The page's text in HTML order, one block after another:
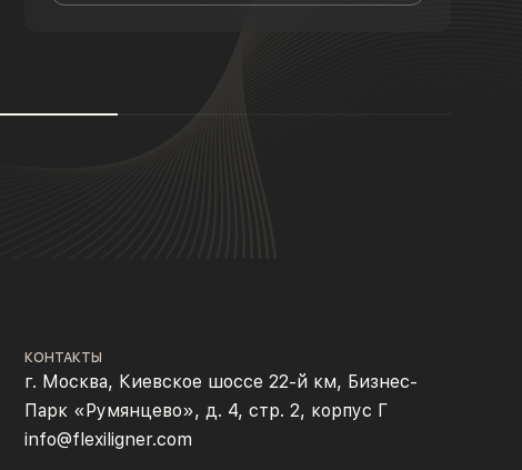
КОНТАКТЫ
г. Москва, Киевское шоссе 22-й км, Бизнес-
Парк «Румянцево», д. 4, стр. 2, корпус Г
info@flexiligner.com